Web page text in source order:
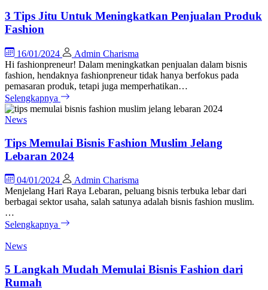
3 Tips Jitu Untuk Meningkatkan Penjualan Produk
Fashion
16/01/2024
Admin Charisma
Hi fashionpreneur! Dalam meningkatkan penjualan dalam bisnis
fashion, hendaknya fashionpreneur tidak hanya berfokus pada
pemasaran produk, tetapi juga memperhatikan…
Selengkapnya
News
Tips Memulai Bisnis Fashion Muslim Jelang
Lebaran 2024
04/01/2024
Admin Charisma
Menjelang Hari Raya Lebaran, peluang bisnis terbuka lebar dari
berbagai sektor usaha, salah satunya adalah bisnis fashion muslim.
…
Selengkapnya
News
5 Langkah Mudah Memulai Bisnis Fashion dari
Rumah